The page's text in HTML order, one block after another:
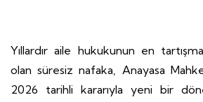
Yıllardır aile hukukunun en
olan süresiz nafaka, Anayasa
2026 tarihli kararıyla yeni bir